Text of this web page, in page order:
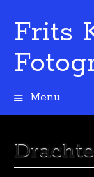
Frits
Menu
inhoud